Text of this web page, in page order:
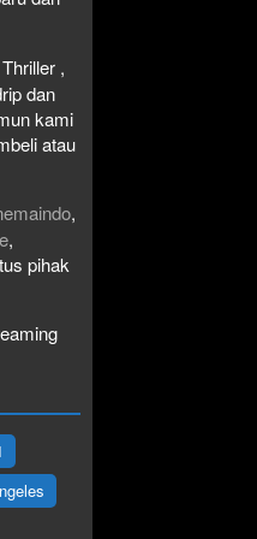
,
dan
kami
atau
,
,
pihak